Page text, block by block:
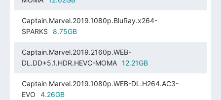
Captain.Marvel.2019.1080p.BluRay.x264-
SPARKS
8.75GB
Captain.Marvel.2019.2160p.WEB-
DL.DD+5.1.HDR.HEVC-MOMA
12.21GB
Captain Marvel.2019.1080p.WEB-DL.H264.AC3-
EVO
4.26GB